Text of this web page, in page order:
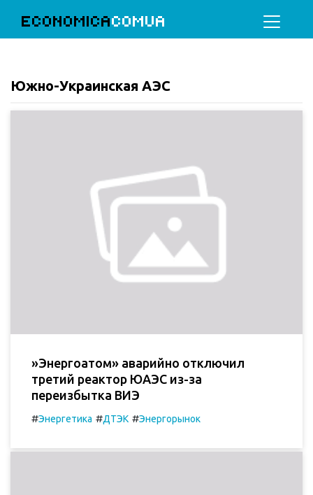
ECONOMICACOMUA
Южно-Украинская АЭС
»Энергоатом» аварийно отключил
третий реактор ЮАЭС из-за
переизбытка ВИЭ
#Энергетика #ДТЭК #Энергорынок